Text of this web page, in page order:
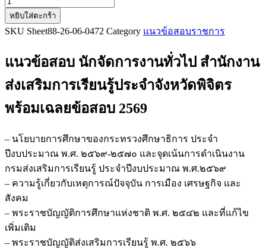
แนว
ข้อสอบ
จัดการ
งาน
ทั่วไป
สำนักงาน
เสริม
การ
เรียน
ประจำ
จังหวัด
พิจิตร
ชิ้น
หยิบใส่ตะกร้า
SKU Sheet88-26-06-0472 Category แนวข้อสอบราชการ
แนวข้อสอบ นักจัดการงานทั่วไป สำนักงาน
ส่งเสริมการเรียนรู้ประจำจังหวัดพิจิตร
พร้อมเฉลยข้อสอบ 2569
– นโยบายการศึกษาของกระทรวงศึกษาธิการ ประจำ
ปีงบประมาณ พ.ศ. ๒๕๖๙-๒๕๗๐ และจุดเน้นการดำเนินงาน
กรมส่งเสริมการเรียนรู้ ประจำปีงบประมาณ พ.ศ.๒๕๖๙
– ความรู้เกี่ยวกับเหตุการณ์ปัจจุบัน การเมือง เศรษฐกิจ และ
สังคม
– พระราชบัญญัติการศึกษาแห่งชาติ พ.ศ. ๒๕๔๒ และที่แก้ไข
เพิ่มเติม
– พระราชบัญญัติส่งเสริมการเรียนรู้ พ.ศ. ๒๕๖๖